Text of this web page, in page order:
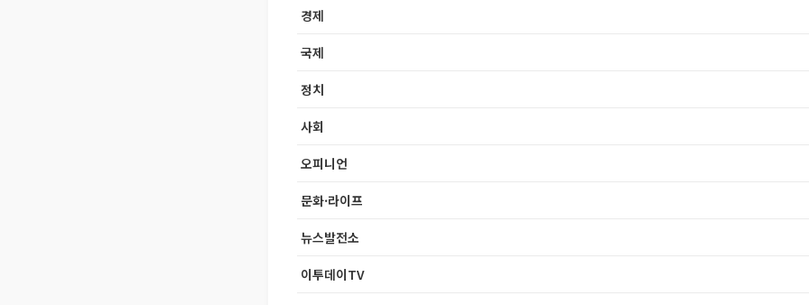
경제
국제
정치
사회
오피니언
문화·라이프
뉴스발전소
이투데이TV